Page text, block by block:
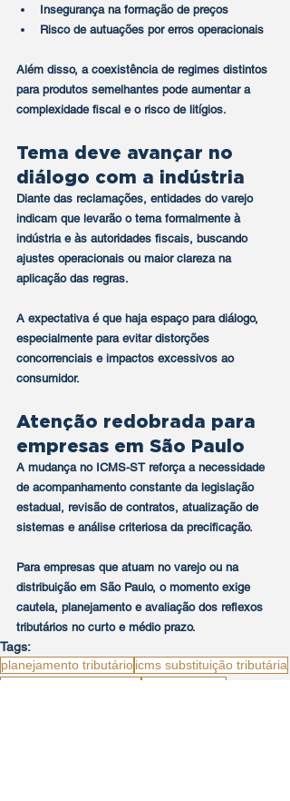
Insegurança na formação de preços
Risco de autuações por erros operacionais
Além disso, a coexistência de regimes distintos
para produtos semelhantes pode aumentar a
complexidade fiscal e o risco de litígios.
Tema deve avançar no
diálogo com a indústria
Diante das reclamações, entidades do varejo
indicam que levarão o tema formalmente à
indústria e às autoridades fiscais, buscando
ajustes operacionais ou maior clareza na
aplicação das regras.
A expectativa é que haja espaço para diálogo,
especialmente para evitar distorções
concorrenciais e impactos excessivos ao
consumidor.
Atenção redobrada para
empresas em São Paulo
A mudança no ICMS-ST reforça a necessidade
de acompanhamento constante da legislação
estadual, revisão de contratos, atualização de
sistemas e análise criteriosa da precificação.
Para empresas que atuam no varejo ou na
distribuição em São Paulo, o momento exige
cautela, planejamento e avaliação dos reflexos
tributários no curto e médio prazo.
Tags:
planejamento tributárioicms substituição tributária